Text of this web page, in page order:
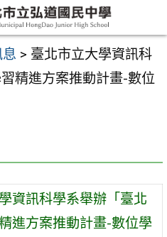
> 臺北市立大學資訊科
精進方案推動計畫-數位
資訊科學系舉辦「臺北
進方案推動計畫-數位學